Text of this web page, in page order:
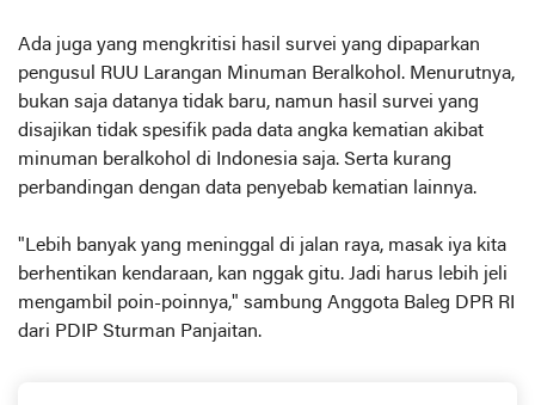
Ada juga yang mengkritisi hasil survei yang dipaparkan
pengusul RUU Larangan Minuman Beralkohol. Menurutnya,
bukan saja datanya tidak baru, namun hasil survei yang
disajikan tidak spesifik pada data angka kematian akibat
minuman beralkohol di Indonesia saja. Serta kurang
perbandingan dengan data penyebab kematian lainnya.
"Lebih banyak yang meninggal di jalan raya, masak iya kita
berhentikan kendaraan, kan nggak gitu. Jadi harus lebih jeli
mengambil poin-poinnya," sambung Anggota Baleg DPR RI
dari PDIP Sturman Panjaitan.